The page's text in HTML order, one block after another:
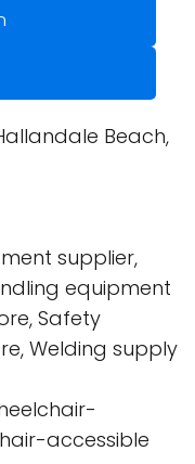
Beach,
supplier,
equipment
Safety
Welding supply
accessible